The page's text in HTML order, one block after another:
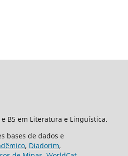
B5 em Literatura e Linguística.
bases de dados e
, Diadorim,